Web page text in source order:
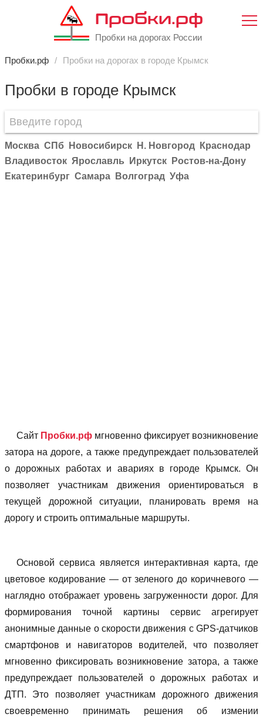
Пробки.рф
Пробки на дорогах России
Пробки.рф Пробки на дорогах в городе Крымск
Пробки в городе Крымск
Москва СПб Новосибирск Н. Новгород
Краснодар
Владивосток Ярославль Иркутск
Ростов-на-Дону
Екатеринбург Самара Волгоград Уфа
Сайт Пробки.рф мгновенно фиксирует возникновение
затора на дороге, а также предупреждает пользователей
о дорожных работах и авариях в городе Крымск. Он
позволяет учаcтникам движения ориентироваться в
текущей дорожной ситуации, планировать время на
дорогу и строить оптимальные маршруты.
Основой сервиса является интерактивная карта, где
цветовое кодирование — от зеленого до коричневого —
наглядно отображает уровень загруженности дорог. Для
формирования точной картины сервис агрегирует
анонимные данные о скорости движения с GPS-датчиков
смартфонов и навигаторов водителей, что позволяет
мгновенно фиксировать возникновение затора, а также
предупреждает пользователей о дорожных работах и
ДТП. Это позволяет участникам дорожного движения
своевременно принимать решения об измении